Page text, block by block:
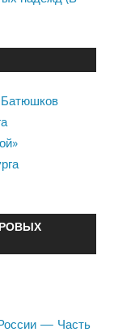
Батюшков
— Часть